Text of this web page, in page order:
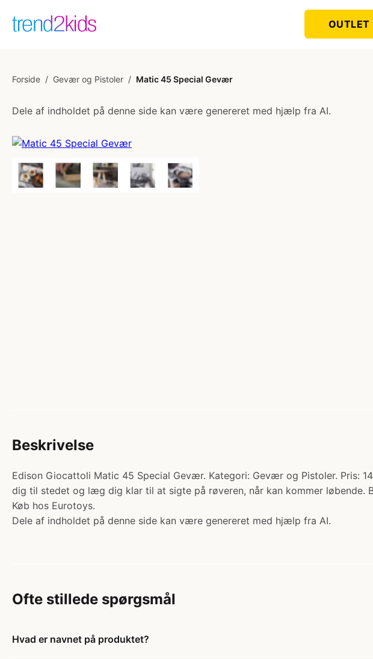
OUTLET
Forside / Gevær og Pistoler / Matic 45 Special Gevær
Dele af indholdet på denne side kan være genereret med hjælp fra AI.
Beskrivelse
Edison Giocattoli Matic 45 Special Gevær. Kategori: Gevær og Pistoler. Pris:
dig til stedet og læg dig klar til at sigte på røveren, når kan kommer løbende.
Køb hos Eurotoys.
Dele af indholdet på denne side kan være genereret med hjælp fra AI.
Ofte stillede spørgsmål
Hvad er navnet på produktet?